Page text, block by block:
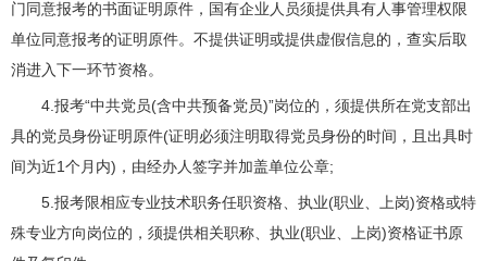
门同意报考的书面证明原件，国有企业人员须提供具有人事管理权限
单位同意报考的证明原件。不提供证明或提供虚假信息的，查实后取
消进入下一环节资格。
4.报考“中共党员(含中共预备党员)”岗位的，须提供所在党支部出
具的党员身份证明原件(证明必须注明取得党员身份的时间，且出具时
间为近1个月内)，由经办人签字并加盖单位公章;
5.报考限相应专业技术职务任职资格、执业(职业、上岗)资格或特
殊专业方向岗位的，须提供相关职称、执业(职业、上岗)资格证书原